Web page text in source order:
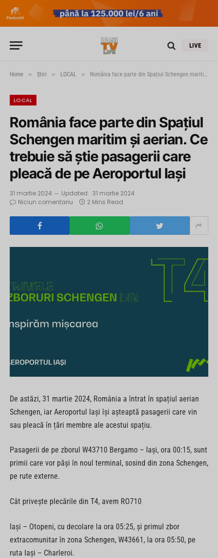
LIVE
Home » Știri » LOCAL » România face parte din Spațiul Schengen maritim și aerian. Ce trebuie să știe pasagerii care pleacă de pe Aeroportul Iași
LOCAL
România face parte din Spațiul
Schengen maritim și aerian. Ce
trebuie să știe pasagerii care
pleacă de pe Aeroportul Iași
31 martie 2024 Updated: 31 martie 2024
Niciun comentariu
2 Mins Read
De astăzi, 31 martie 2024, România a întrat în spațiul aerian
Schengen, iar Aeroportul Iași își așteaptă pasagerii care vin
sau pleacă în țări membre ale acestui spațiu.
Pasagerii de pe zborul W43710 Bergamo – Iași, ora 00:15, sunt
primii care vor păși în noul terminal, sosind din zona Schengen,
pe rute externe.
Cât privește plecările din T4, avem RO710
Iași – Otopeni, cu decolare la ora 05:25, și primul zbor
extracomunitar în zona Schengen, W43661, la ora 05:50, pe
ruta Iași – Charleroi.